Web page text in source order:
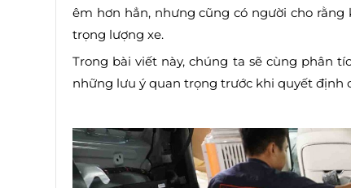
êm hơn hẳn, nhưng cũng có người cho
trọng lượng xe.
Trong bài viết này, chúng ta sẽ cùng phân
những lưu ý quan trọng trước khi quyết định